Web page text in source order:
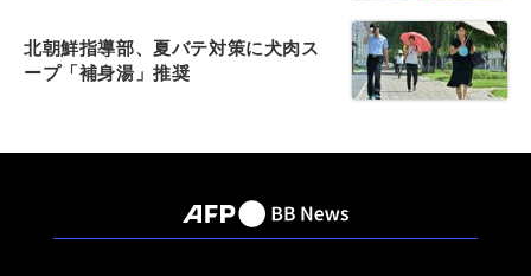
北朝鮮指導部、夏バテ対策に犬肉ス
ープ「補身湯」推奨